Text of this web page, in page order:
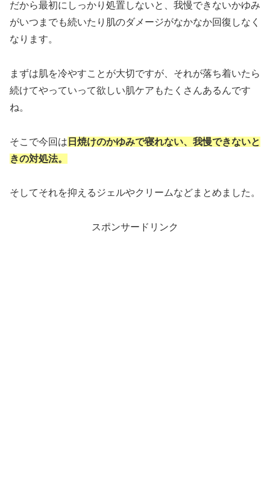
だから最初にしっかり処置しないと、我慢できないかゆみ
がいつまでも続いたり肌のダメージがなかなか回復しなく
なります。
まずは肌を冷やすことが大切ですが、それが落ち着いたら
続けてやっていって欲しい肌ケアもたくさんあるんです
ね。
そこで今回は 日焼けのかゆみで寝れない、我慢できないと
きの対処法。
そしてそれを抑えるジェルやクリームなどまとめました。
スポンサードリンク